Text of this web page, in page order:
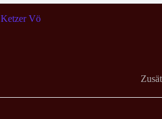
Ketzer Vö